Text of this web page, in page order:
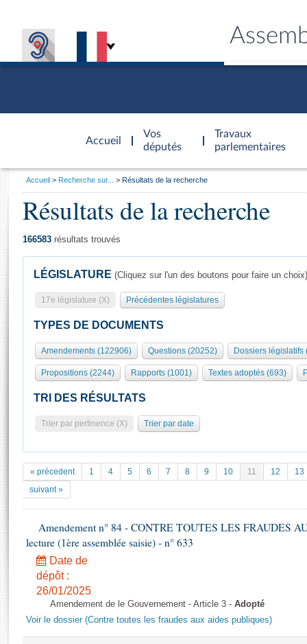
Accueil
d'accueil
Vos
députés
Travaux
parlementaires
Présidence
577 députés
Groupes politiques
Séance publique
Commissions et autres organes
Europe et International
Pétitions
Documents parlementaires
Projets de loi
Propositions de loi
Amendements
Textes adoptés
Rapports d'information
Rapports d'enquête
Général
Rôle et pouvoirs de l'Assemblée
Organisation de l'Assemblée
Présidence Conférence des Présidents Bureau Collège des
Statistiques et chiffres clés
Documents de référence
( Constitution | Règlement de l'Assemblée ... )
Histoire
Juniors
Anciennes législatures
Liens vers les sites publics
Visiter l'Assemblée
Visite virtuelle du palais Bourbon
Assister à une séance
La Bibliothèque
Les archives
Photos libres de droit
Vous
Accueil Recherche sur... Résultats de la recherche
Résultats de la recherche
166583 résultats trouvés
LÉGISLATURE (Cliquez sur l'un des boutons pour faire un choix)
17e législature (X) Précédentes législatures
TYPES DE DOCUMENTS
Amendements (122906) Questions (20252) Dossiers législatifs
Propositions (2244) Rapports (1001) Textes adoptés (693)
TRI DES RÉSULTATS
Trier par pertinence (X) Trier par date
« précedent 1 4 5 6 7 8 9 10 11 12
13
suivant »
Amendement n° 84 - CONTRE TOUTES LES FRAUDES
lecture (1ère assemblée saisie) - n° 633
Date de
dépôt :
26/01/2025
Amendement de le Gouvernement - Article 3 - Adopté
Voir le dossier (Contre toutes les fraudes aux aides publiques)